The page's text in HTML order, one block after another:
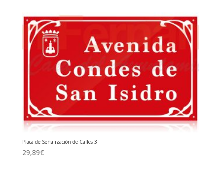
Placa de Señalización de Calles 3
29,89€